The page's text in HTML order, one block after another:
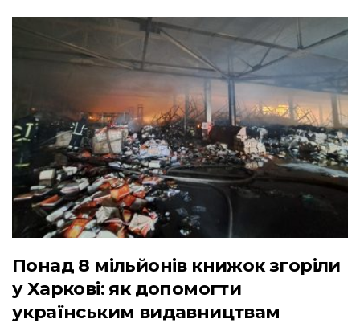
Понад 8 мільйонів книжок згоріли
у Харкові: як допомогти
українським видавництвам